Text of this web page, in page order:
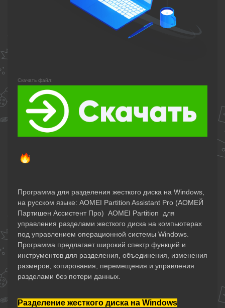
Скачать файл:
Программа для разделения жесткого диска на Windows,
на русском языке: AOMEI Partition Assistant Pro (АОМЕЙ
Партишен Ассистент Про) AOMEI Partition для
управления разделами жесткого диска на компьютерах
под управлением операционной системы Windows.
Программа предлагает широкий спектр функций и
инструментов для разделения, объединения, изменения
размеров, копирования, перемещения и управления
разделами без потери данных.
Разделение жесткого диска на Windows